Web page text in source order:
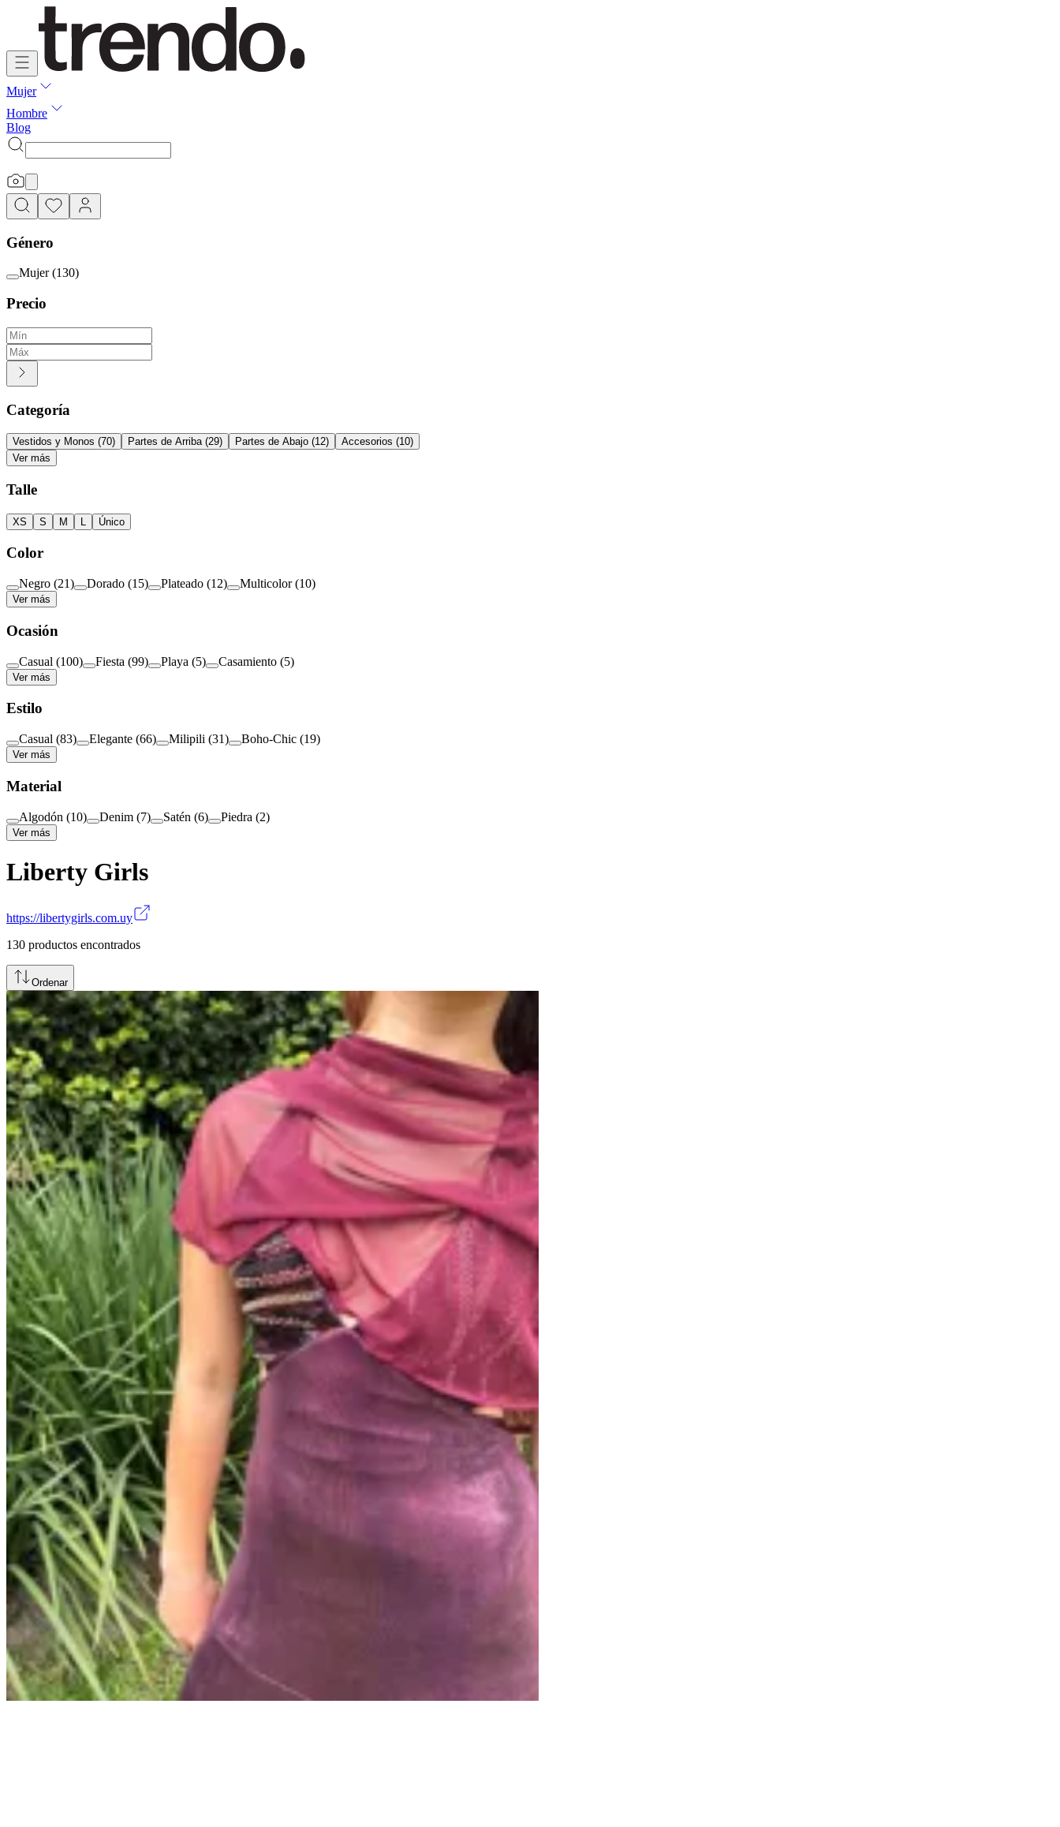
Mujer
Hombre
Blog
Género
Mujer (130)
Precio
Categoría
Vestidos y Monos (70) Partes de Arriba (29) Partes de Abajo (12) Accesorios (10)
Ver más
Talle
XS S M Único
Color
Negro (21) Dorado (15) Plateado (12) Multicolor (10)
Ver más
Ocasión
Casual (100) Fiesta (99) Playa (5) Casamiento (5)
Ver más
Estilo
Casual (83) Elegante (66) Milipili (31) Boho-Chic (19)
Ver más
Material
Algodón (10) Denim (7) Satén (6) Piedra (2)
Ver más
Liberty Girls
https://libertygirls.com.uy
130 productos encontrados
Ordenar